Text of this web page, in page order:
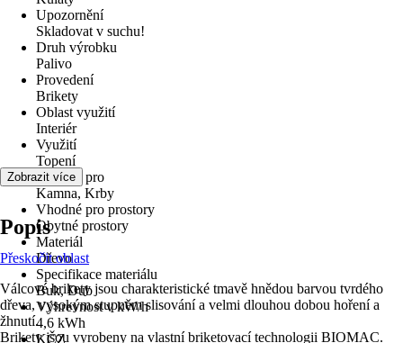
Upozornění
Skladovat v suchu!
Druh výrobku
Palivo
Provedení
Brikety
Oblast využití
Interiér
Využití
Topení
Vhodné pro
Kamna, Krby
Vhodné pro prostory
Obytné prostory
Materiál
Dřevo
Specifikace materiálu
Buk, Dub
Výhrevnost v kW/h
4,6 kWh
KČZ
Zobrazit více
Popis
Přeskočit oblast
Válcové brikety jsou charakteristické tmavě hnědou barvou tvrdého
dřeva, vysokým stupněm slisování a velmi dlouhou dobou hoření a
žhnutí.
Brikety jsou vyrobeny na vlastní briketovací technologii BIOMAC.